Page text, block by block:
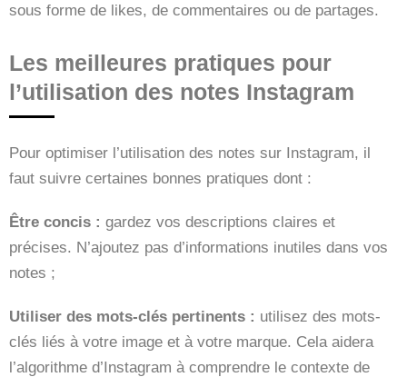
sous forme de likes, de commentaires ou de partages.
Les meilleures pratiques pour
l’utilisation des notes Instagram
Pour optimiser l’utilisation des notes sur Instagram, il
faut suivre certaines bonnes pratiques dont :
Être concis : gardez vos descriptions claires et
précises. N’ajoutez pas d’informations inutiles dans vos
notes ;
Utiliser des mots-clés pertinents : utilisez des mots-
clés liés à votre image et à votre marque. Cela aidera
l’algorithme d’Instagram à comprendre le contexte de